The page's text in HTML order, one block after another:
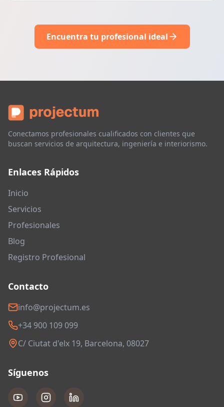
Encuentra tu profesional ideal
Conectamos profesionales cualificados con clientes que
buscan servicios de arquitectura, ingeniería e interiorismo.
Enlaces Rápidos
Inicio
Servicios
Profesionales
Blog
Registro Profesional
Contacto
info@projectum.es
+34 900 109 099
C/ Ciutat d'elx 19, Barcelona, 08027
Síguenos